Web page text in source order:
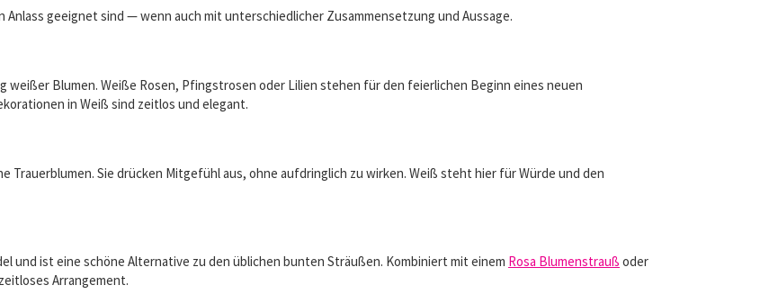
geeignet sind — wenn auch mit unterschiedlicher Zusammensetzung und Aussage.
Blumen. Weiße Rosen, Pfingstrosen oder Lilien stehen für den feierlichen Beginn eines neuen
in Weiß sind zeitlos und elegant.
Trauerblumen. Sie drücken Mitgefühl aus, ohne aufdringlich zu wirken. Weiß steht hier für Würde und den
und ist eine schöne Alternative zu den üblichen bunten Sträußen. Kombiniert mit einem Rosa Blumenstrauß oder
Arrangement.